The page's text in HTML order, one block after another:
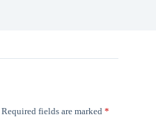
Required fields are marked *